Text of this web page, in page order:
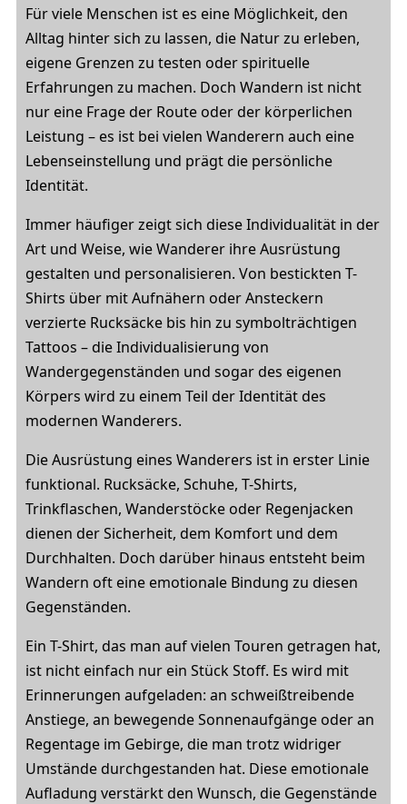
Für viele Menschen ist es eine Möglichkeit, den
Alltag hinter sich zu lassen, die Natur zu erleben,
eigene Grenzen zu testen oder spirituelle
Erfahrungen zu machen. Doch Wandern ist nicht
nur eine Frage der Route oder der körperlichen
Leistung – es ist bei vielen Wanderern auch eine
Lebenseinstellung und prägt die persönliche
Identität.
Immer häufiger zeigt sich diese Individualität in der
Art und Weise, wie Wanderer ihre Ausrüstung
gestalten und personalisieren. Von bestickten T-
Shirts über mit Aufnähern oder Ansteckern
verzierte Rucksäcke bis hin zu symbolträchtigen
Tattoos – die Individualisierung von
Wandergegenständen und sogar des eigenen
Körpers wird zu einem Teil der Identität des
modernen Wanderers.
Die Ausrüstung eines Wanderers ist in erster Linie
funktional. Rucksäcke, Schuhe, T-Shirts,
Trinkflaschen, Wanderstöcke oder Regenjacken
dienen der Sicherheit, dem Komfort und dem
Durchhalten. Doch darüber hinaus entsteht beim
Wandern oft eine emotionale Bindung zu diesen
Gegenständen.
Ein T-Shirt, das man auf vielen Touren getragen hat,
ist nicht einfach nur ein Stück Stoff. Es wird mit
Erinnerungen aufgeladen: an schweißtreibende
Anstiege, an bewegende Sonnenaufgänge oder an
Regentage im Gebirge, die man trotz widriger
Umstände durchgestanden hat. Diese emotionale
Aufladung verstärkt den Wunsch, die Gegenstände